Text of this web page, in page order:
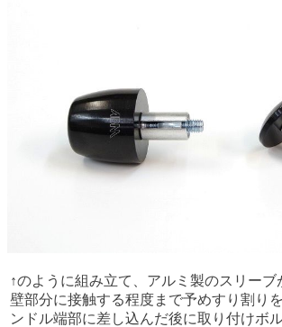
↑のように組み立て、アルミ製のスリーブ
壁部分に接触する程度まで予めすり割り
ンドル端部に差し込んだ後に取り付けボ